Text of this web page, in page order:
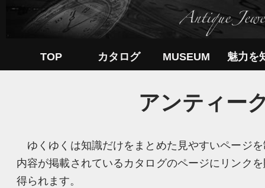
TOP カタログ MUSEUM 魅力を
アンティー
ゆくゆくは知識だけをまとめた見やすいページ
内容が掲載されているカタログのページにリンク
得られます。